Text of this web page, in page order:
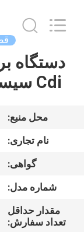
خونه
Reserved.
Cdi سیستم روشنایی مغناطیس
محل منبع:
نام تجاری:
گواهی:
شماره مدل:
مقدار حداقل
تعداد سفارش: